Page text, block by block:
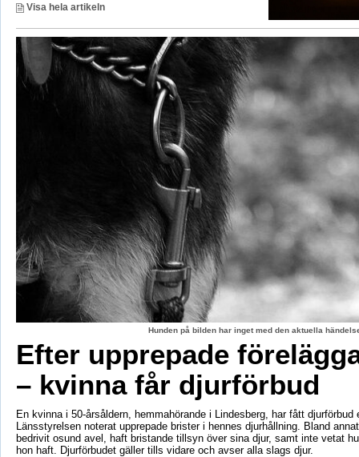
Visa hela artikeln
Hunden på bilden har inget med den aktuella
Efter upprepade
– kvinna får djurförbud
En kvinna i 50-årsåldern, hemmahörande i Lindesberg, har fått djurförbud
Länsstyrelsen noterat upprepade brister i hennes djurhållning. Bland
bedrivit osund avel, haft bristande tillsyn över sina djur, samt inte vetat
hon haft. Djurförbudet gäller tills vidare och avser alla slags djur.